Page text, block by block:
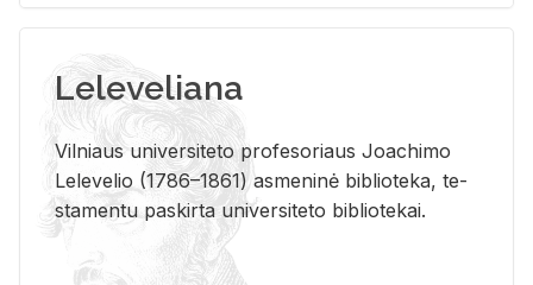
Leleveliana
Vil­niaus uni­ver­si­te­to pro­fe­so­riaus Jo­a­chi­mo
Le­le­ve­lio (1786–1861) as­me­ni­nė bi­b­lio­te­ka, te­
sta­men­tu pa­skir­ta uni­ver­si­te­to bi­b­lio­te­kai.